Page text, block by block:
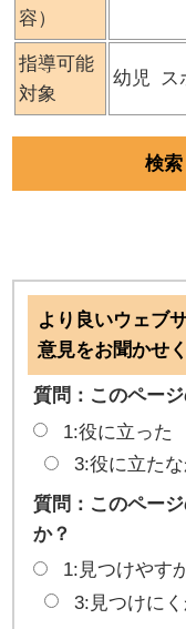
容）
指導可能
対象
幼児 ス
検
より良いウェブ
意見をお聞かせく
質問：このペー
1:役に立った
3:役に立た
質問：このペー
か？
1:見つけやす
3:見つけに